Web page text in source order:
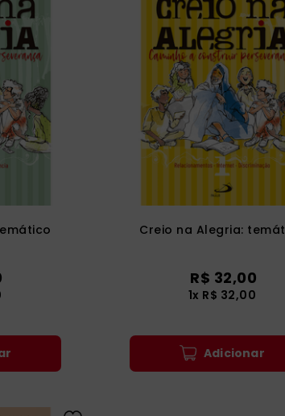
Creio na Alegria:
R$ 32,00
1x R$ 32,00
Adicionar